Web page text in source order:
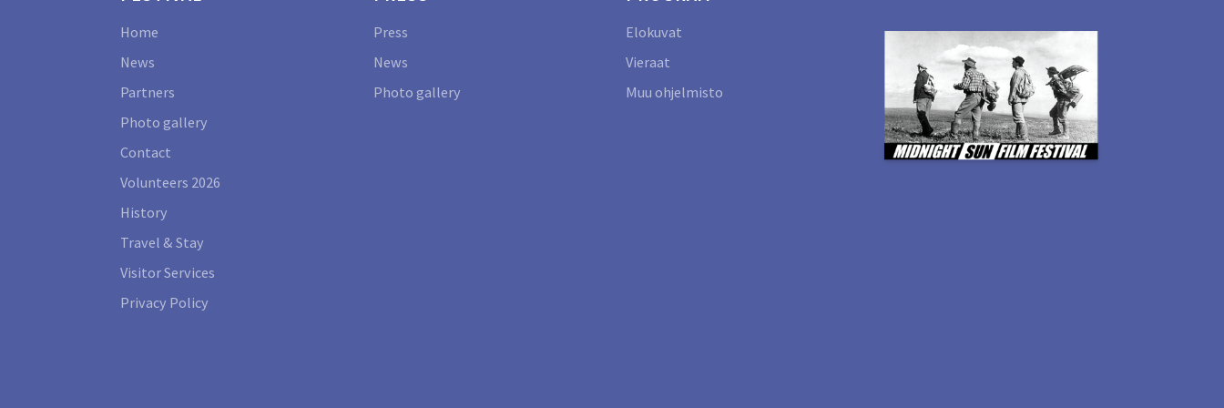
Home
News
Partners
Photo gallery
Contact
Volunteers 2026
History
Travel & Stay
Visitor Services
Privacy Policy
Press
News
Photo gallery
Elokuvat
Vieraat
Muu ohjelmisto